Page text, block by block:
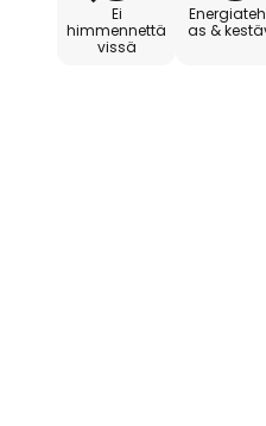
Ei
himmennettä
vissä
as &